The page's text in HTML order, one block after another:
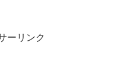
ーリンク